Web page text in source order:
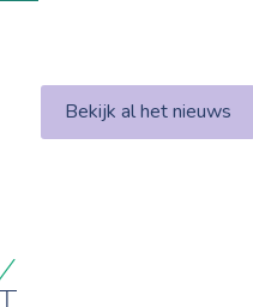
Bekijk al het nieuws